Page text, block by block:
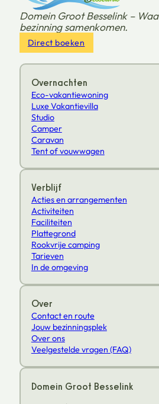
Domein Groot Besselink –
bezinning samenkomen.
Direct boeken
Overnachten
Eco-vakantiewoning
Luxe Vakantievilla
Studio
Camper
Caravan
Tent of vouwwagen
Verblijf
Acties en arrangementen
Activiteiten
Faciliteiten
Plattegrond
Rookvrije camping
Tarieven
In de omgeving
Over
Contact en route
Jouw bezinningsplek
Over ons
Veelgestelde vragen (FAQ)
Domein Groot Besselink